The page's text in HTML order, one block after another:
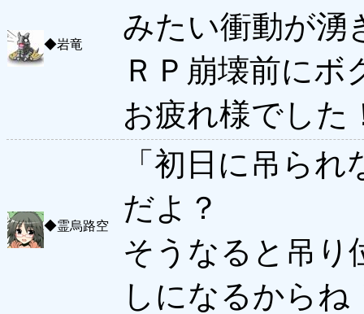
◆岩竜
みたい衝動が湧
ＲＰ崩壊前にボ
お疲れ様でした
◆霊烏路空
「初日に吊ら
だよ？
そうなると吊り
しになるからね